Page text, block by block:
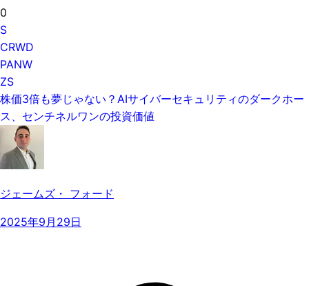
0
S
CRWD
PANW
ZS
株価3倍も夢じゃない？AIサイバーセキュリティのダークホー
ス、センチネルワンの投資価値
ジェームズ・ フォード
2025年9月29日